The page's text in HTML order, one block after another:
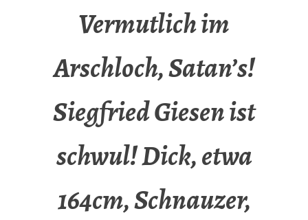
Vermutlich im
Arschloch, Satan’s!
Siegfried Giesen ist
schwul! Dick, etwa
164cm, Schnauzer,